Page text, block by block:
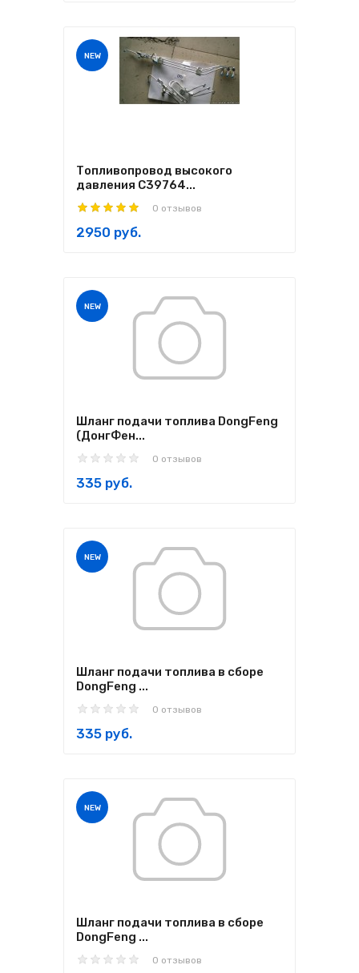
NEW
Топливопровод высокого
давления С39764...
0 отзывов
2950 руб.
NEW
Шланг подачи топлива DongFeng
(ДонгФен...
0 отзывов
335 руб.
NEW
Шланг подачи топлива в сборе
DongFeng ...
0 отзывов
335 руб.
NEW
Шланг подачи топлива в сборе
DongFeng ...
0 отзывов